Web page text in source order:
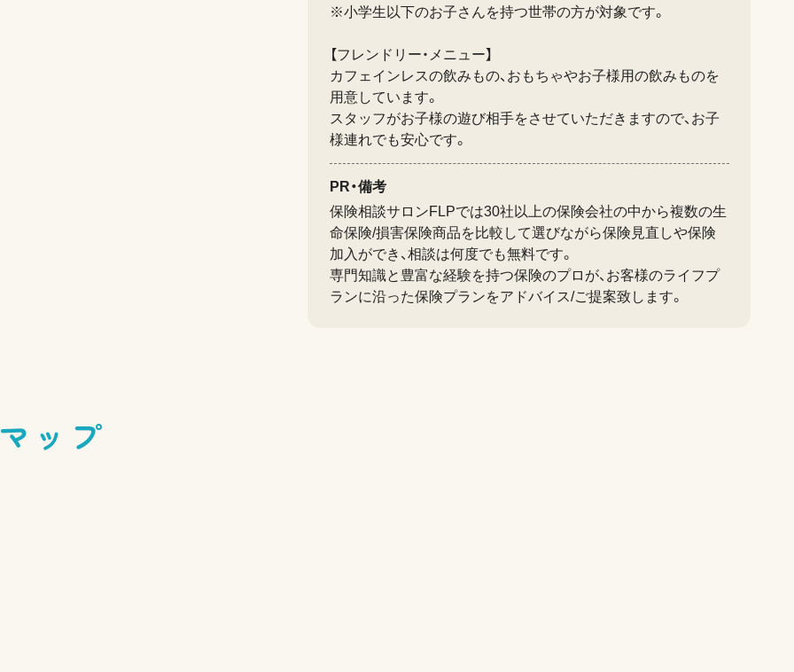
※小学生以下のお子さんを持つ世帯の方が対象です。
【フレンドリー・メニュー】
カフェインレスの飲みもの、おもちゃやお子様用の飲みものを
用意しています。
スタッフがお子様の遊び相手をさせていただきますので、お子
様連れでも安心です。
PR・備考
保険相談サロンFLPでは30社以上の保険会社の中から複数の生
命保険/損害保険商品を比較して選びながら保険見直しや保険
加入ができ、相談は何度でも無料です。
専門知識と豊富な経験を持つ保険のプロが、お客様のライフプ
ランに沿った保険プランをアドバイス/ご提案致します。
ップ